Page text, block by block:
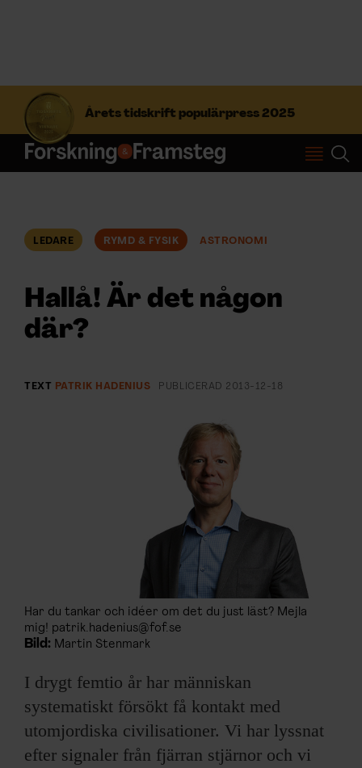
Årets tidskrift populärpress 2025
S
f
t
Prenumerera
NYHETSBREV
ÄMNEN
EVENEMANG & RESOR
PRENUMERERA PÅ F&F
ANNONSERA I F&F
OM F&F
LEDARE RYMD & FYSIK ASTRONOMI
Hallå! Är det någon
där?
TEXT PATRIK HADENIUS PUBLICERAD 2013-12-18
Har du tankar och idéer om det du just läst? Mejla
mig! patrik.hadenius@fof.se
Bild: Martin Stenmark
I drygt femtio år har människan
systematiskt försökt få kontakt med
utomjordiska civilisationer. Vi har lyssnat
efter signaler från fjärran stjärnor och vi